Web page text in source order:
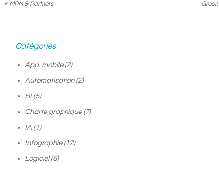
« MPM & Partners
Catégories
App. mobile(2)
Automatisation(2)
BI(5)
Charte graphique(7)
IA (1)
Infographie(12)
Logiciel(6)